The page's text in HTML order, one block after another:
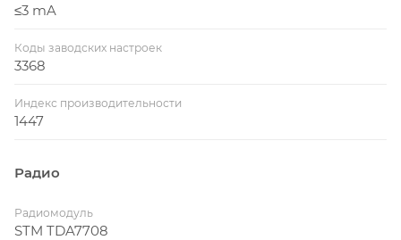
≤3 mA
Коды заводских настроек
3368
Индекс производительности
1447
Радио
Радиомодуль
STM TDA7708